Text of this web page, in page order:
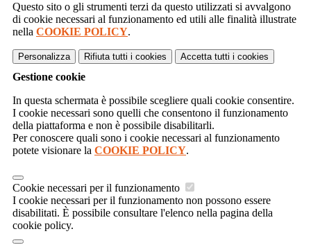
Questo sito o gli strumenti terzi da questo utilizzati si avvalgono
di cookie necessari al funzionamento ed utili alle finalità illustrate
nella COOKIE POLICY.
Personalizza Rifiuta tutti i cookies Accetta tutti i cookies
Gestione cookie
In questa schermata è possibile scegliere quali cookie consentire.
I cookie necessari sono quelli che consentono il funzionamento
della piattaforma e non è possibile disabilitarli.
Per conoscere quali sono i cookie necessari al funzionamento
potete visionare la COOKIE POLICY.
Cookie necessari per il funzionamento
I cookie necessari per il funzionamento non possono essere
disabilitati. È possibile consultare l'elenco nella pagina della
cookie policy.